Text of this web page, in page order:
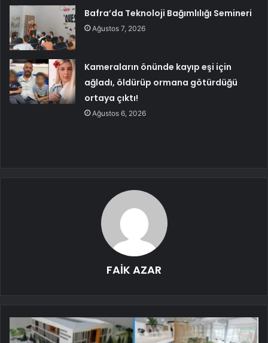
Bafra’da Teknoloji Bağımlılığı Semineri
Ağustos 7, 2026
Kameraların önünde kayıp eşi için
ağladı, öldürüp ormana götürdüğü
ortaya çıktı!
Ağustos 6, 2026
FAİK AZAR